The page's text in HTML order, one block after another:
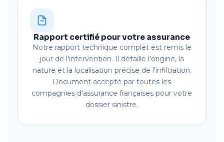
Rapport certifié pour votre assurance
Notre rapport technique complet est remis le
jour de l'intervention. Il détaille l'origine, la
nature et la localisation précise de l'infiltration.
Document accepté par toutes les
compagnies d'assurance françaises pour votre
dossier sinistre.